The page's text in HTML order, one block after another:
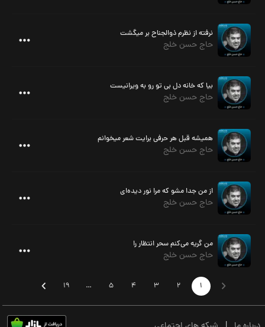
نرفته از نظرم ذوالجناح بر میگشت
حاج حسن خلج
بیا که خانه دل بی تو رو به ویرانیست
حاج حسن خلج
همیشه قبل هر حرفی برایت شعر میخوانم
حاج حسن خلج
از من جدا مشو که مرا نور دیده‌ای
حاج حسن خلج
من گریه می‌کنم سحر انتظار را
حاج حسن خلج
1
2
3
4
5
…
19